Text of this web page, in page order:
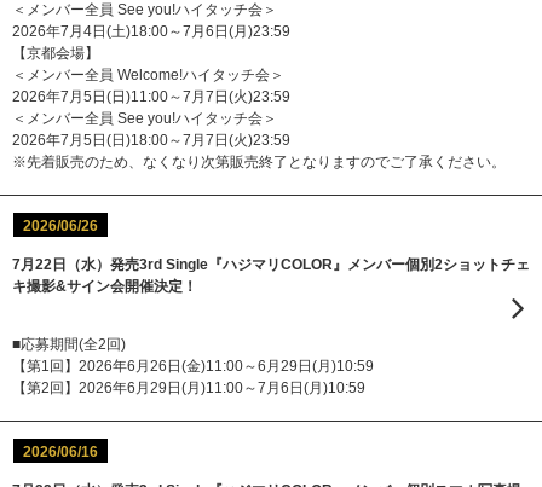
＜メンバー全員 See you!ハイタッチ会＞
2026年7月4日(土)18:00～7月6日(月)23:59
【京都会場】
＜メンバー全員 Welcome!ハイタッチ会＞
2026年7月5日(日)11:00～7月7日(火)23:59
＜メンバー全員 See you!ハイタッチ会＞
2026年7月5日(日)18:00～7月7日(火)23:59
※先着販売のため、なくなり次第販売終了となりますのでご了承ください。
2026/06/26
7月22日（水）発売3rd Single『ハジマリCOLOR』メンバー個別2ショットチェ
キ撮影&サイン会開催決定！
■応募期間(全2回)
【第1回】2026年6月26日(金)11:00～6月29日(月)10:59
【第2回】2026年6月29日(月)11:00～7月6日(月)10:59
2026/06/16